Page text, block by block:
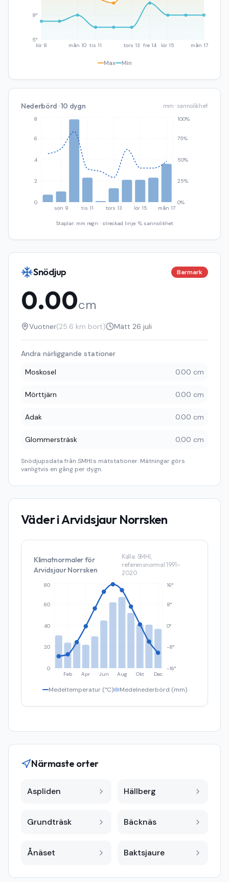
lör 8 mån 10 tis 11 tors 13 fre 14 lör 15 mån 17
5°
9°
Max Min
Nederbörd · 10 dygn mm · sannolikhet
sön 9 tis 11 tors 13 lör 15 mån 17
0
2
4
6
8
0%
25%
50%
75%
100%
Staplar: mm regn · streckad linje: % sannolikhet
Snödjup Barmark
0.00cm
Vuotner(25.6 km bort) Mätt 26 juli
Andra närliggande stationer
Moskosel
0.00 cm
Mörttjärn 0.00 cm
Adak 0.00 cm
Glommersträsk 0.00 cm
Snödjupsdata från SMHI:s mätstationer. Mätningar görs
vanligtvis en gång per dygn.
Väder iArvidsjaur Norrsken
Klimatnormaler för
Arvidsjaur Norrsken
Källa: SMHI,
referensnormal 1991–
2020
Feb Apr Jun Aug Okt Dec
0
20
40
60
80
-16°
-8°
0°
8°
16°
Medeltemperatur (°C) Medelnederbörd (mm)
Närmaste orter
Aspliden Hällberg
Grundträsk Bäcknäs
Ånäset Baktsjaure